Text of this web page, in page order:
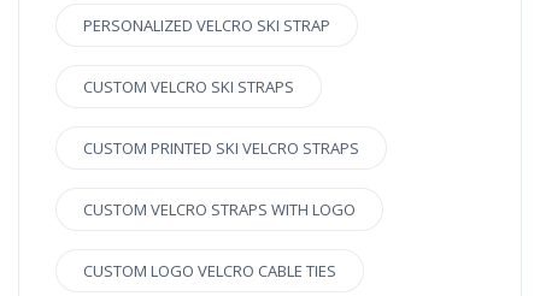
PERSONALIZED VELCRO SKI STRAP
CUSTOM VELCRO SKI STRAPS
CUSTOM PRINTED SKI VELCRO STRAPS
CUSTOM VELCRO STRAPS WITH LOGO
CUSTOM LOGO VELCRO CABLE TIES